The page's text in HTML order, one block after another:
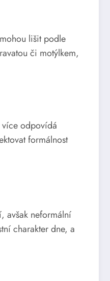
lišit podle
či motýlkem,
odpovídá
formálnost
avšak neformální
charakter dne, a